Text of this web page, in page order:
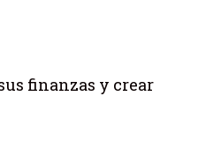
finanzas y crear